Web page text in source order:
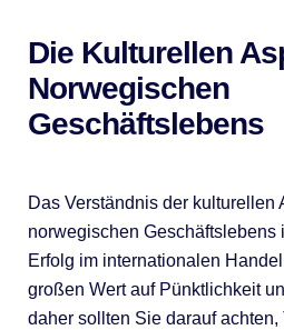
Die Kulturellen
Norwegischen
Geschäftslebens
Das Verständnis der kulturellen
norwegischen Geschäftslebens
Erfolg im internationalen
großen Wert auf Pünktlichkeit
daher sollten Sie darauf